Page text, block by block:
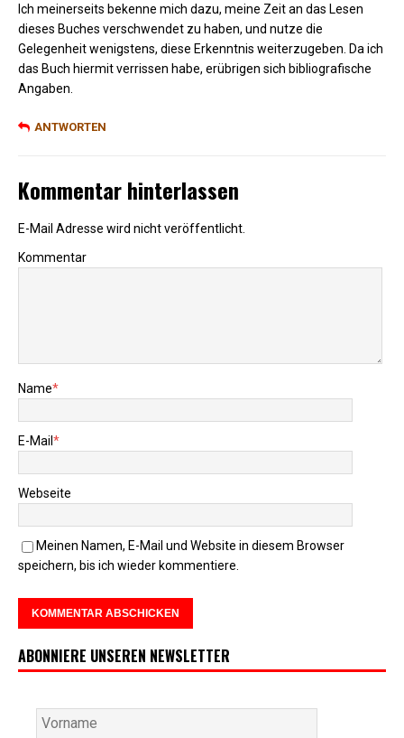
Ich meinerseits bekenne mich dazu, meine Zeit an das Lesen
dieses Buches verschwendet zu haben, und nutze die
Gelegenheit wenigstens, diese Erkenntnis weiterzugeben. Da ich
das Buch hiermit verrissen habe, erübrigen sich bibliografische
Angaben.
ANTWORTEN
Kommentar hinterlassen
E-Mail Adresse wird nicht veröffentlicht.
Kommentar
Name*
E-Mail *
Webseite
Meinen Namen, E-Mail und Website in diesem Browser
speichern, bis ich wieder kommentiere.
ABONNIERE UNSEREN NEWSLETTER